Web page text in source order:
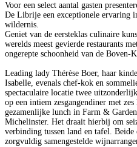
Voor een select aantal gasten
De Librije een exceptionele ervaring
wildernis.
Geniet van de eersteklas culinaire
werelds meest gevierde restaurants
ongerepte schoonheid van de
Leading lady Thérèse Boer, haar
Isabelle, evenals chef-kok en
spectaculaire locatie twee
op een intiem zesgangendiner met zes
gezamenlijke lunch in Farm &
Michelinster. Het draait hierbij om
verbinding tussen land en tafel.
zorgvuldig samengestelde